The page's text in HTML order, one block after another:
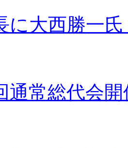
に大西勝一
通常総代会開